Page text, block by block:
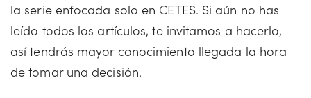
la serie enfocada solo en CETES. Si aún no has
leído todos los artículos, te invitamos a hacerlo,
así tendrás mayor conocimiento llegada la hora
de tomar una decisión.